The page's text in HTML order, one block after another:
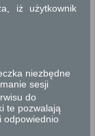
iż użytkownik
niezbędne
sesji
do
te pozwalają
odpowiednio